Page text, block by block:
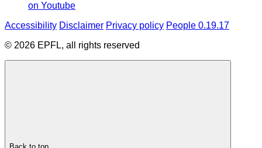
on Youtube
Accessibility Disclaimer Privacy policy People 0.19.17
© 2026 EPFL, all rights reserved